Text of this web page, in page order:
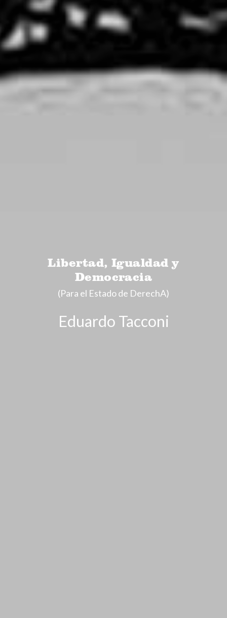
Libertad, Igualdad y
Democracia
(Para el Estado de DerechA)
Eduardo Tacconi